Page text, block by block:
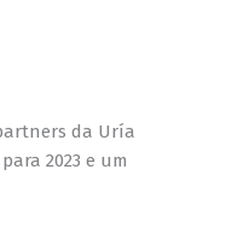
da Uría
2023 e um